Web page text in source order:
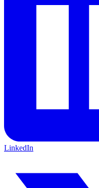
LinkedIn